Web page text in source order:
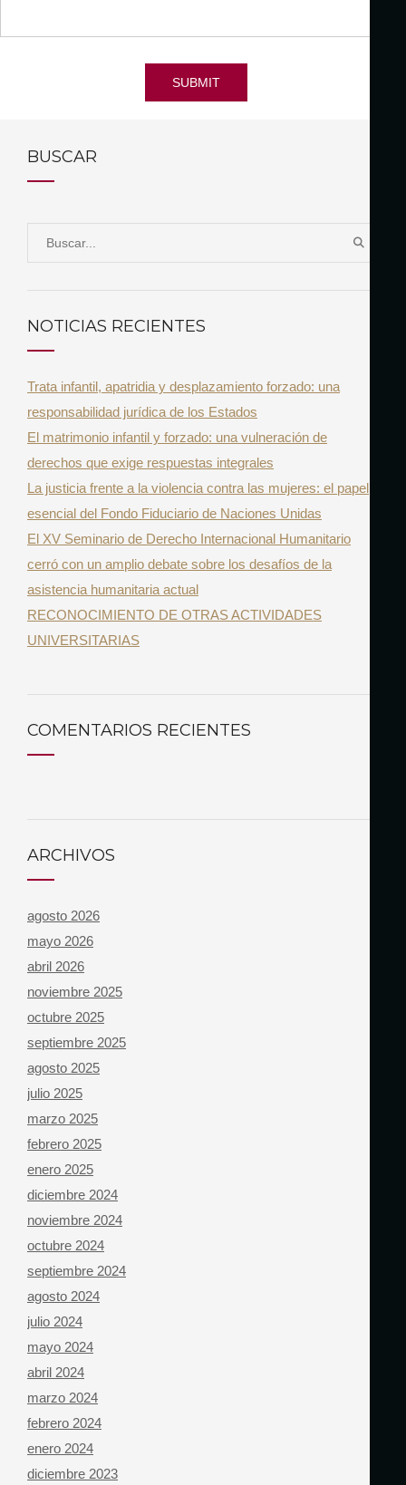
SUBMIT
BUSCAR
c
f
o
r
:
B
NOTICIAS RECIENTES
Trata infantil, apatridia y desplazamiento forzado: una
responsabilidad jurídica de los Estados
El matrimonio infantil y forzado: una vulneración de
derechos que exige respuestas integrales
La justicia frente a la violencia contra las mujeres: el papel
esencial del Fondo Fiduciario de Naciones Unidas
El XV Seminario de Derecho Internacional Humanitario
cerró con un amplio debate sobre los desafíos de la
asistencia humanitaria actual
RECONOCIMIENTO DE OTRAS ACTIVIDADES
UNIVERSITARIAS
COMENTARIOS RECIENTES
ARCHIVOS
agosto 2026
mayo 2026
abril 2026
noviembre 2025
octubre 2025
septiembre 2025
agosto 2025
julio 2025
marzo 2025
febrero 2025
enero 2025
diciembre 2024
noviembre 2024
octubre 2024
septiembre 2024
agosto 2024
julio 2024
mayo 2024
abril 2024
marzo 2024
febrero 2024
enero 2024
diciembre 2023